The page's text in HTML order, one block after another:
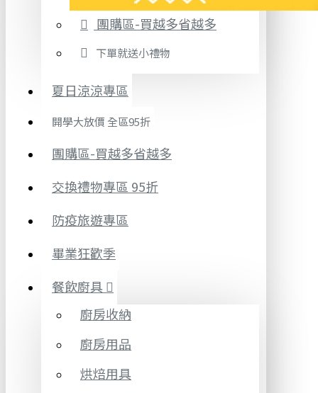
團購區-買越多省越多
下單就送小禮物
夏日涼涼專區
開學大放價 全區95折
團購區-買越多省越多
交換禮物專區 95折
防疫旅遊專區
畢業狂歡季
餐飲廚具
廚房收納
廚房用品
烘焙用具